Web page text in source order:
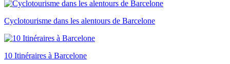
Cyclotourisme dans les alentours de Barcelone
10 Itinéraires à Barcelone